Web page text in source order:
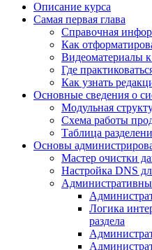
Описание курса
Самая первая глава
Справочная
Как
Видеоматериалы
Где
Как узнать
Основные сведения о
Модульная
Схема работы
Таблица
Основы
Мастер очистки
Настройка DNS
Логика
раздела